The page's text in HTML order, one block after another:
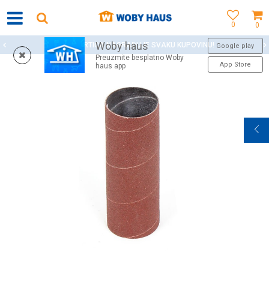
0
0
Woby haus
Preuzmite besplatno Woby
haus app
Google play
App Store
WOBY KARTICA NAGRAĐUJE SVAKU KUPOVINU!